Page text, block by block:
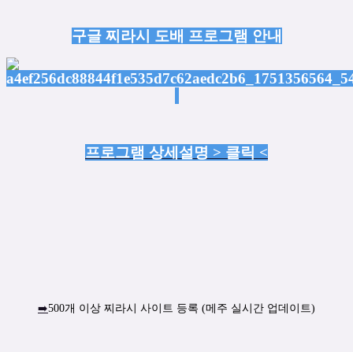
구글 찌라시 도배 프로그램 안내
프로그램 상세설명 > 클릭 <
➡️500개 이상 찌라시 사이트 등록 (메주 실시간 업데이트)